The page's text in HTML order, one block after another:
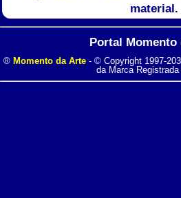
material.
Portal Momento
® Momento da Arte- © Copyright 1997-
da Marca